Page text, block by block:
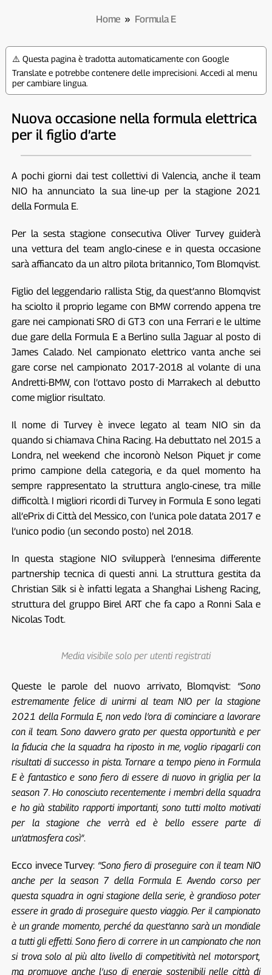
Home » Formula E
⚠️ Questa pagina è tradotta automaticamente con Google
Translate e potrebbe contenere delle imprecisioni. Accedi al menu
per cambiare lingua.
Nuova occasione nella formula elettrica
per il figlio d’arte
A pochi giorni dai test collettivi di Valencia, anche il team
NIO ha annunciato la sua line-up per la stagione 2021
della Formula E.
Per la sesta stagione consecutiva Oliver Turvey guiderà
una vettura del team anglo-cinese e in questa occasione
sarà affiancato da un altro pilota britannico, Tom Blomqvist.
Figlio del leggendario rallista Stig, da quest’anno Blomqvist
ha sciolto il proprio legame con BMW correndo appena tre
gare nei campionati SRO di GT3 con una Ferrari e le ultime
due gare della Formula E a Berlino sulla Jaguar al posto di
James Calado. Nel campionato elettrico vanta anche sei
gare corse nel campionato 2017-2018 al volante di una
Andretti-BMW, con l’ottavo posto di Marrakech al debutto
come miglior risultato.
Il nome di Turvey è invece legato al team NIO sin da
quando si chiamava China Racing. Ha debuttato nel 2015 a
Londra, nel weekend che incoronò Nelson Piquet jr come
primo campione della categoria, e da quel momento ha
sempre rappresentato la struttura anglo-cinese, tra mille
difficoltà. I migliori ricordi di Turvey in Formula E sono legati
all’ePrix di Città del Messico, con l’unica pole datata 2017 e
l’unico podio (un secondo posto) nel 2018.
In questa stagione NIO svilupperà l’ennesima differente
partnership tecnica di questi anni. La struttura gestita da
Christian Silk si è infatti legata a Shanghai Lisheng Racing,
struttura del gruppo Birel ART che fa capo a Ronni Sala e
Nicolas Todt.
Media visibile solo per utenti registrati
Queste le parole del nuovo arrivato, Blomqvist: “Sono
estremamente felice di unirmi al team NIO per la stagione
2021 della Formula E, non vedo l’ora di cominciare a lavorare
con il team. Sono davvero grato per questa opportunità e per
la fiducia che la squadra ha riposto in me, voglio ripagarli con
risultati di successo in pista. Tornare a tempo pieno in Formula
E è fantastico e sono fiero di essere di nuovo in griglia per la
season 7. Ho conosciuto recentemente i membri della squadra
e ho già stabilito rapporti importanti, sono tutti molto motivati
per la stagione che verrà ed è bello essere parte di
un’atmosfera così”.
Ecco invece Turvey: “Sono fiero di proseguire con il team NIO
anche per la season 7 della Formula E. Avendo corso per
questa squadra in ogni stagione della serie, è grandioso poter
essere in grado di proseguire questo viaggio. Per il campionato
è un grande momento, perché da quest’anno sarà un mondiale
a tutti gli effetti. Sono fiero di correre in un campionato che non
si trova solo al più alto livello di competitività nel motorsport,
ma promuove anche l’uso di energie sostenibili nelle città di